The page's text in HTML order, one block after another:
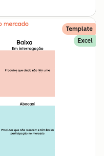
Template
Excel